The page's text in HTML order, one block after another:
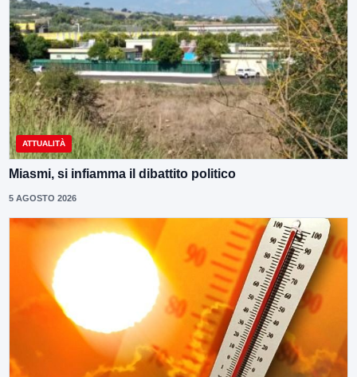
ATTUALITÀ
Miasmi, si infiamma il dibattito politico
5 AGOSTO 2026